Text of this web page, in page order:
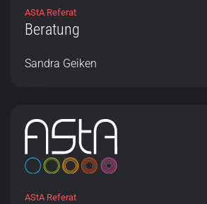
AStA Referat
Beratung
Sandra Geiken
AStA Referat